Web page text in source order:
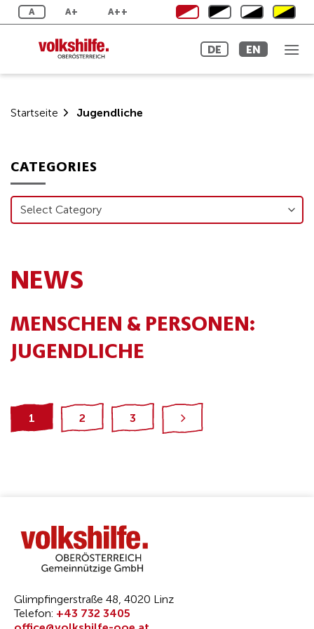
Skip
to
A A+ A++
DE EN
Startseite Jugendliche
NEWS
MENSCHEN & PERSONEN:
JUGENDLICHE
1 2 3
CATEGORIES
Categories
Glimpfingerstraße 48, 4020 Linz
Telefon: +43 732 3405